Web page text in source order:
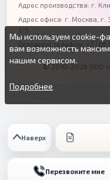
Наверх
Перезвоните мне
Адрес производства: г.
Адрес офиса: г. Москва, г.
1/5
Основной телефон:
+7
© 2010-2026 ООО
Мы используем cookie-
вам возможность
нашим сервисом.
Вы можете подробнее
источниках или
Продолжая
настроек вы даете
Подробнее